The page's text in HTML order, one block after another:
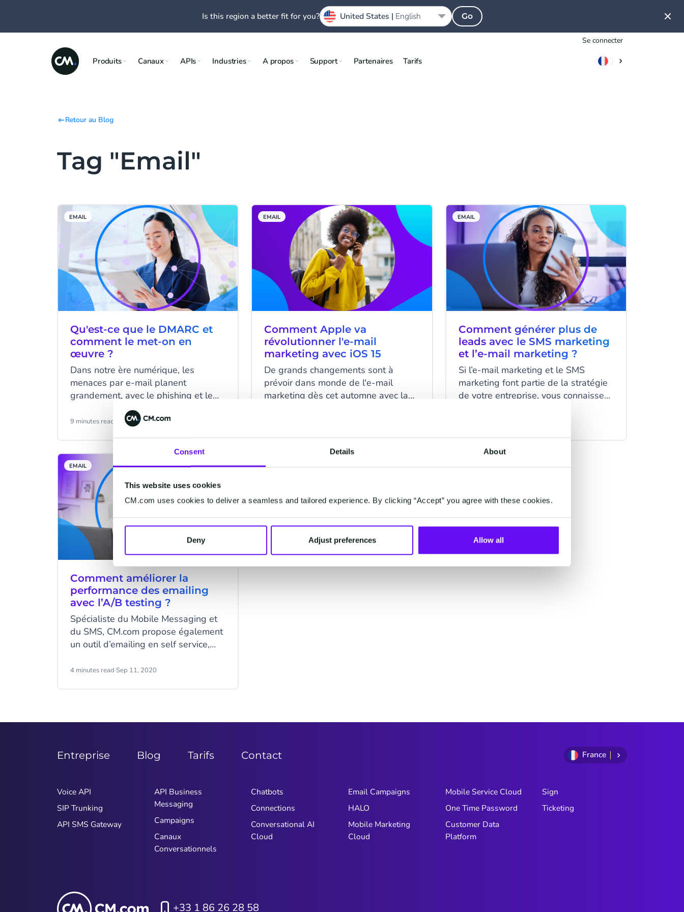
Consent Details About
This website uses cookies
CM.com uses cookies to deliver a seamless and tailored experience. By clicking “Accept” you agree with these cookies.
Deny Adjust preferences Allow all
Se connecter
Produits Canaux APIs Industries A propos Support Partenaires Tarifs
Retour au Blog
Tag "Email"
EMAIL
Qu'est-ce que le DMARC et
comment le met-on en
œuvre ?
Dans notre ère numérique, les
menaces par e-mail planent
grandement, avec le phishing et le
spoofing devenant de plus en plus
sophistiqués. Le DMARC est le
et les particuliers ont besoin. Ce
protocole d'authentification garantit
l'intégrité des e-mails, protégeant
contre l'usurpation de domaine et les
cyberattaques. Dans cet article, nous
démystifions le DMARC, expliquant
son importance dans le renforcement
de la sécurité des e-mails.
9 minutes read Mar 11, 2024
EMAIL
Comment Apple va
révolutionner l'e-mail
marketing avec iOS 15
De grands changements sont à
prévoir dans monde de l'e-mail
marketing dès cet automne avec la
fortement les métriques clés, le
collecte de données.
EMAIL
Comment générer plus de
leads avec le SMS marketing
et l’e-mail marketing ?
Si l’e-mail marketing et le SMS
marketing font partie de la stratégie
de votre entreprise, vous connaissez
cible puis vous analysez vos résultats
savez-vous comment optimiser vos
campagnes marketing encore plus
EMAIL
Comment améliorer la
performance des emailing
avec l’A/B testing ?
Spécialiste du Mobile Messaging et
du SMS, CM.com propose également
un outil d’emailing en self service,
Cet outil donne aux responsables
de conversion. Explications.
4 minutes read·Sep 11, 2020
Entreprise Blog Tarifs Contact France
Voice API
SIP Trunking
API SMS Gateway
API Business
Messaging
Campaigns
Canaux
Conversationnels
Chatbots
Connections
Conversational AI
Cloud
Email Campaigns
HALO
Mobile Marketing
Cloud
Mobile Service Cloud
One Time Password
Customer Data
Platform
Sign
Ticketing
+33 1 86 26 28 58
Is this region a better fit for you? United States | English Go